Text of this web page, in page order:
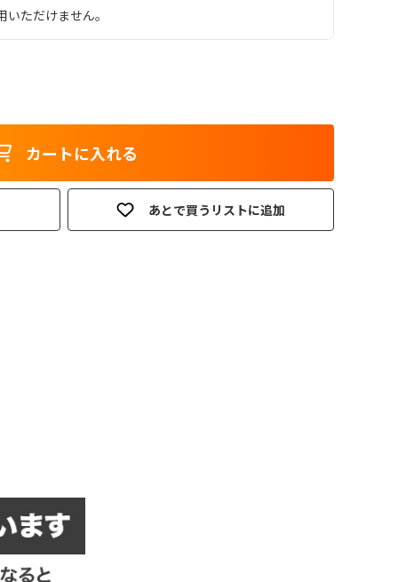
ただけません。
カートに入れる
あとで買うリストに追加